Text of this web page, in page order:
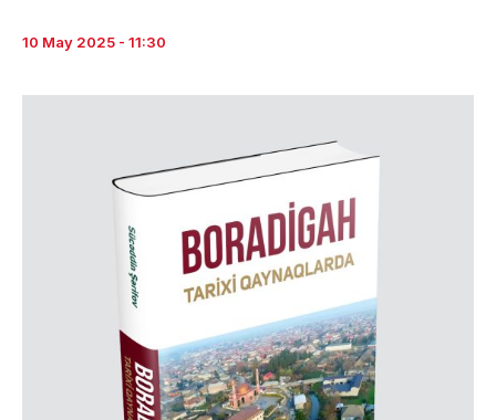
10 May 2025 - 11:30